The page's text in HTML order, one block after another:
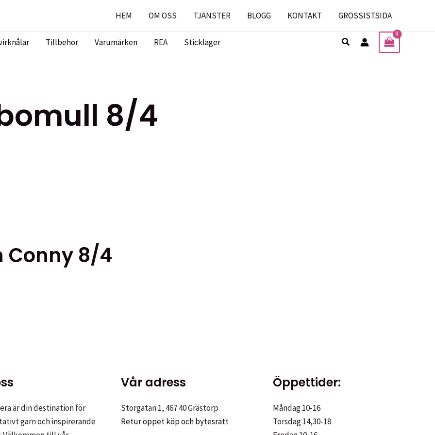
HEM OM OSS TJÄNSTER BLOGG KONTAKT GROSSISTSIDA
Tillbehör Varumärken REA Stickläger Sök
8/4
Conny 8/4
är din destination för
garn och inspirerande
Vår adress
Storgatan 1, 467 40 Grästorp
Retur öppet köp och bytesrätt
Öppettider:
Måndag 10-16
Torsdag 14,30-18